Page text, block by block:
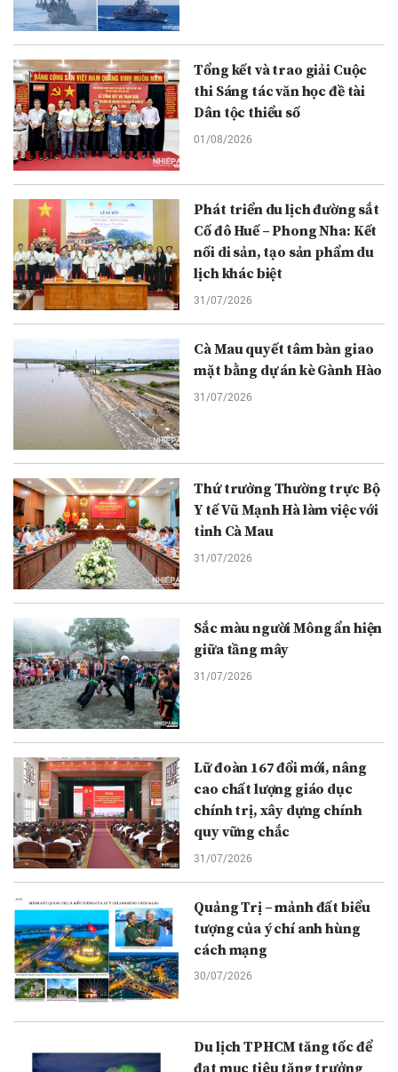
Tổng kết và trao giải Cuộc
thi Sáng tác văn học đề tài
Dân tộc thiểu số
01/08/2026
Phát triển du lịch đường sắt
Cố đô Huế – Phong Nha: Kết
nối di sản, tạo sản phẩm du
lịch khác biệt
31/07/2026
Cà Mau quyết tâm bàn giao
mặt bằng dự án kè Gành Hào
31/07/2026
Thứ trưởng Thường trực Bộ
Y tế Vũ Mạnh Hà làm việc với
tỉnh Cà Mau
31/07/2026
Sắc màu người Mông ẩn hiện
giữa tầng mây
31/07/2026
Lữ đoàn 167 đổi mới, nâng
cao chất lượng giáo dục
chính trị, xây dựng chính
quy vững chắc
31/07/2026
Quảng Trị – mảnh đất biểu
tượng của ý chí anh hùng
cách mạng
30/07/2026
Du lịch TPHCM tăng tốc để
đạt mục tiêu tăng trưởng